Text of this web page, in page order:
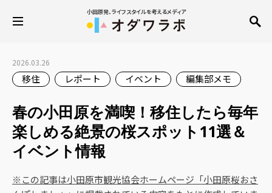
小田原発、ライフスタイルを考えるメディア
2026.03.26
移住 レポート イベント 編集部メモ
春の小田原を満喫！移住したら毎年
楽しめる絶景の桜スポット11選＆
イベント情報
※この記事は小田原市観光協会ホームページ「小田原桜おさ